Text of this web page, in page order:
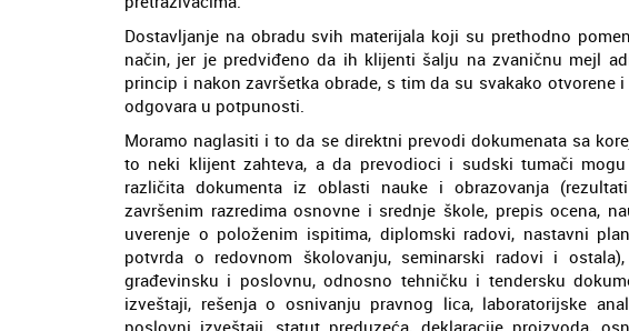
Dostavljanje na obradu svih materijala koji su prethodno
način, jer je predviđeno da ih klijenti šalju na zvaničnu mejl
princip i nakon završetka obrade, s tim da su svakako
odgovara u potpunosti.
Moramo naglasiti i to da se direktni prevodi dokumenata sa
to neki klijent zahteva, a da prevodioci i sudski tumači
različita dokumenta iz oblasti nauke i obrazovanja
završenim razredima osnovne i srednje škole, prepis ocena,
uverenje o položenim ispitima, diplomski radovi, nastavni
potvrda o redovnom školovanju, seminarski radovi i
građevinsku i poslovnu, odnosno tehničku i tendersku
izveštaji, rešenja o osnivanju pravnog lica, laboratorijske
poslovni izveštaji, statut preduzeća, deklaracije proizvoda,